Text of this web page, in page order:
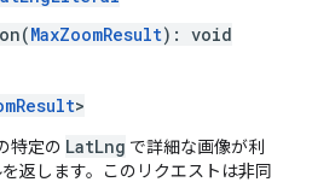
MaxZoomResult): void
>
特定の LatLng で詳細な画像が利
返します。このリクエストは非同